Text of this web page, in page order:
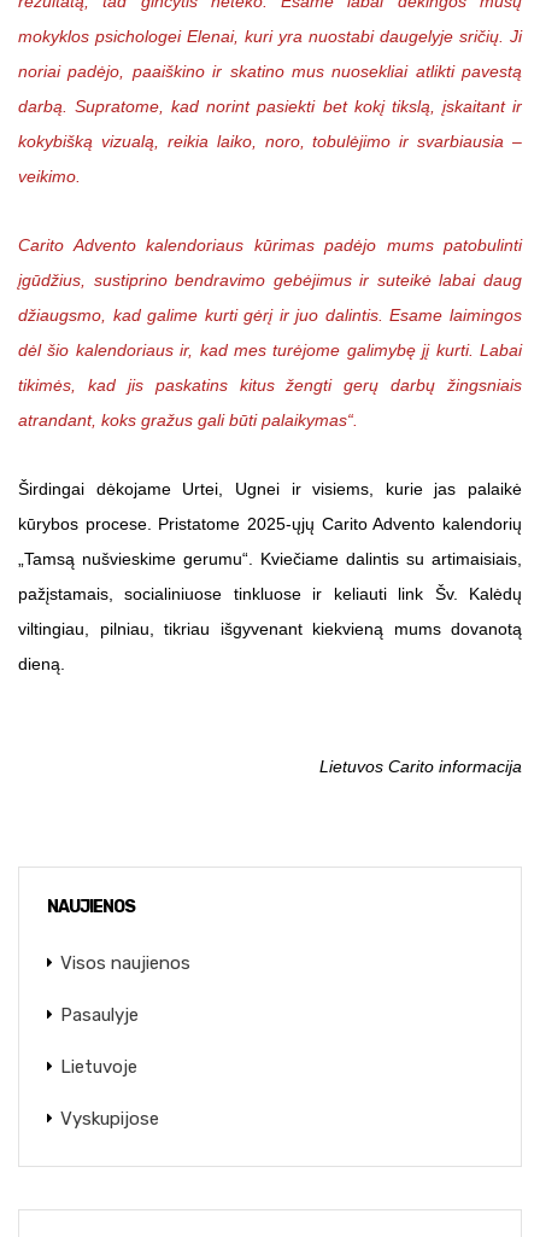
mokyklos psichologei Elenai, kuri yra nuostabi daugelyje sričių. Ji
noriai padėjo, paaiškino ir skatino mus nuosekliai atlikti pavestą
darbą. Supratome, kad norint pasiekti bet kokį tikslą, įskaitant ir
kokybišką vizualą, reikia laiko, noro, tobulėjimo ir svarbiausia –
veikimo.
Carito Advento kalendoriaus kūrimas padėjo mums patobulinti
įgūdžius, sustiprino bendravimo gebėjimus ir suteikė labai daug
džiaugsmo, kad galime kurti gėrį ir juo dalintis. Esame laimingos
dėl šio kalendoriaus ir, kad mes turėjome galimybę jį kurti. Labai
tikimės, kad jis paskatins kitus žengti gerų darbų žingsniais
atrandant, koks gražus gali būti palaikymas“.
Širdingai dėkojame Urtei, Ugnei ir visiems, kurie jas palaikė
kūrybos procese. Pristatome 2025-ųjų Carito Advento kalendorių
„Tamsą nušvieskime gerumu“. Kviečiame dalintis su artimaisiais,
pažįstamais, socialiniuose tinkluose ir keliauti link Šv. Kalėdų
viltingiau, pilniau, tikriau išgyvenant kiekvieną mums dovanotą
dieną.
Lietuvos Carito informacija
NAUJIENOS
Visos naujienos
Pasaulyje
Lietuvoje
Vyskupijose